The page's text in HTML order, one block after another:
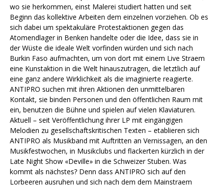
wo sie herkommen, einst Malerei studiert hatten und seit
Beginn das kollektive Arbeiten dem einzelnen vorziehen. Ob es
sich dabei um spektakuläre Protestaktionen gegen das
Atomendlager in Benken handelte oder die Idee, dass sie in
der Wüste die ideale Welt vorfinden würden und sich nach
Burkin Faso aufmachten, um von dort mit einem Live Straem
eine Kunstaktion in die Welt hinauszutragen, die letztlich auf
eine ganz andere Wirklichkeit als die imaginierte reagierte.
ANTIPRO suchen mit ihren Aktionen den unmittelbaren
Kontakt, sie binden Personen und den öffentlichen Raum mit
ein, benutzen die Bühne und spielen auf vielen Klaviaturen.
Aktuell – seit Veröffentlichung ihrer LP mit eingängigen
Melodien zu gesellschaftskritischen Texten – etablieren sich
ANTIPRO als Musikband mit Auftritten an Vernissagen, an den
Musikfestwochen, in Musikclubs und flackerten kürzlich in der
Late Night Show «Deville» in die Schweizer Stuben. Was
kommt als nächstes? Denn dass ANTIPRO sich auf den
Lorbeeren ausruhen und sich nach dem dem Mainstraem